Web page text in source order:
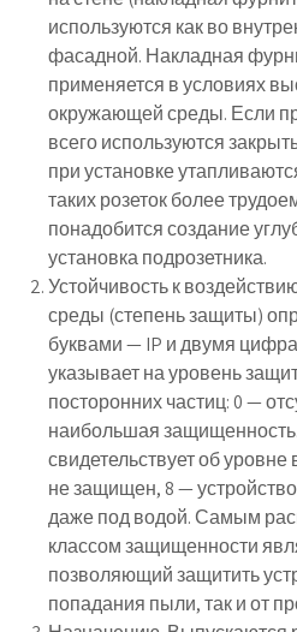
используются как во
фасадной. Накладная
применяется в условиях
окружающей среды. Если
всего используются
при установке
таких розеток более
понадобится создание
установка подрозетника.
Устойчивость к
среды (степень защиты)
буквами — IP и двумя
указывает на уровень
посторонних частиц: 0 —
наибольшая
свидетельствует об
не защищен, 8 —
даже под водой. Самым
классом защищенности
позволяющий защитить
попадания пыли, так и от